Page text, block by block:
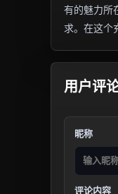
有的魅力所
求。在这个
用户评
昵称
评论内容